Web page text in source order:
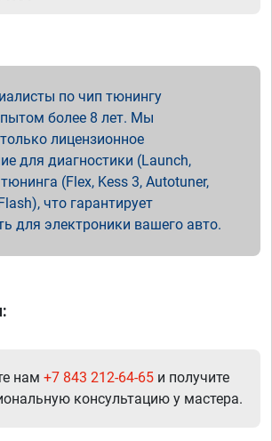
по чип тюнингу
более 8 лет. Мы
лицензионное
для диагностики (Launch,
(Flex, Kess 3, Autotuner,
что гарантирует
для электроники вашего авто.
нам +7 843 212-64-65 и получите
консультацию у мастера.